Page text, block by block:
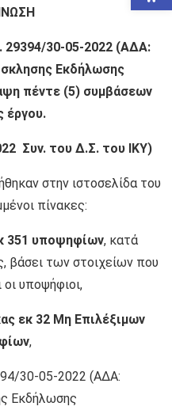
29394/30-05-2022 (ΑΔΑ:
Εκδήλωσης
πέντε (5) συμβάσεων
έργου.
Συν. του Δ.Σ. του ΙΚΥ)
στην ιστοσελίδα του
πίνακες:
351 υποψηφίων, κατά
βάσει των στοιχείων που
οι υποψήφιοι,
εκ 32 Μη Επιλέξιμων
,
30-05-2022 (ΑΔΑ:
Εκδήλωσης